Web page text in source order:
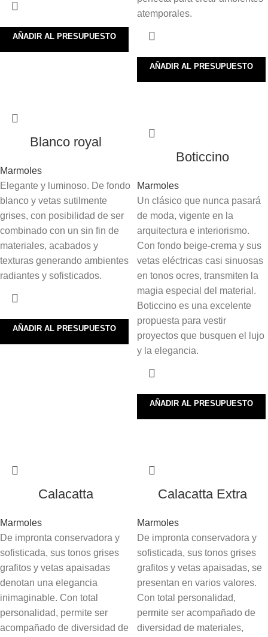
AÑADIR AL PRESUPUESTO
atemporales.
AÑADIR AL PRESUPUESTO
Blanco royal
Marmoles
Elegante y luminoso. De fondo
blanco y vetas sutilmente
grises, con posibilidad de ser
combinado con un sin fin de
materiales, acabados y
texturas generando ambientes
radiantes y sofisticados.
AÑADIR AL PRESUPUESTO
Boticcino
Marmoles
Un clásico que nunca pasará
de moda, vigente en la
arquitectura e interiorismo.
Con fondo beige-crema y sus
vetas eléctricas casi sinuosas
en tonos ocres, transmiten la
magia especial del material.
Boticcino es una excelente
propuesta para vestir
proyectos que busquen el lujo
y la elegancia.
AÑADIR AL PRESUPUESTO
Calacatta
Marmoles
De impronta conservadora y
sofisticada, sus tonos grises
grafitos y vetas apaisadas
denotan una elegancia
inimaginable. Con total
personalidad, permite ser
acompañado de diversidad de
Calacatta Extra
Marmoles
De impronta conservadora y
sofisticada, sus tonos grises
grafitos y vetas apaisadas, se
presentan en varios valores.
Con total personalidad,
permite ser acompañado de
diversidad de materiales,